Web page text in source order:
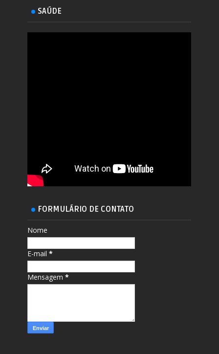
SAÚDE
FORMULÁRIO DE CONTATO
Nome
E-mail*
Mensagem*